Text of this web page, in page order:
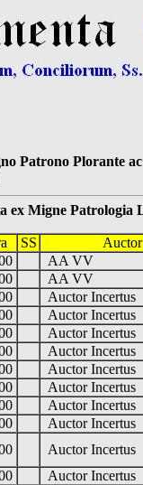
Patrono Plorante
Patrologia
SS
Auctor
AA VV
AA VV
Auctor Incertus
Auctor Incertus
Auctor Incertus
Auctor Incertus
Auctor Incertus
Auctor Incertus
Auctor Incertus
Auctor Incertus
Auctor Incertus
Auctor Incertus